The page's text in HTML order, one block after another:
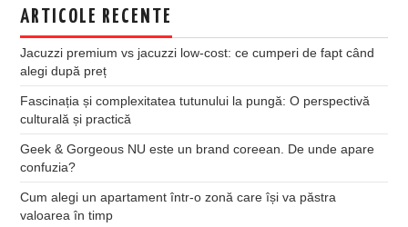
ARTICOLE RECENTE
Jacuzzi premium vs jacuzzi low-cost: ce cumperi de fapt când
alegi după preț
Fascinația și complexitatea tutunului la pungă: O perspectivă
culturală și practică
Geek & Gorgeous NU este un brand coreean. De unde apare
confuzia?
Cum alegi un apartament într-o zonă care își va păstra
valoarea în timp